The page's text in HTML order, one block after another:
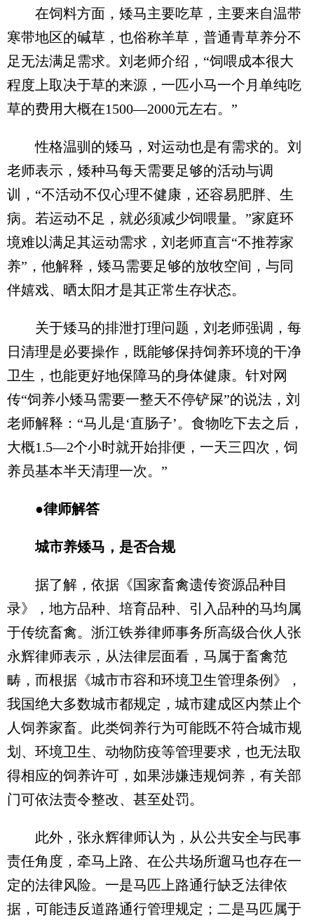
在饲料方面，矮马主要吃草，主要来自温带
寒带地区的碱草，也俗称羊草，普通青草养分不
足无法满足需求。刘老师介绍，“饲喂成本很大
程度上取决于草的来源，一匹小马一个月单纯吃
草的费用大概在1500—2000元左右。”
性格温驯的矮马，对运动也是有需求的。刘
老师表示，矮种马每天需要足够的活动与调
训，“不活动不仅心理不健康，还容易肥胖、生
病。若运动不足，就必须减少饲喂量。”家庭环
境难以满足其运动需求，刘老师直言“不推荐家
养”，他解释，矮马需要足够的放牧空间，与同
伴嬉戏、晒太阳才是其正常生存状态。
关于矮马的排泄打理问题，刘老师强调，每
日清理是必要操作，既能够保持饲养环境的干净
卫生，也能更好地保障马的身体健康。针对网
传“饲养小矮马需要一整天不停铲屎”的说法，刘
老师解释：“马儿是‘直肠子’。食物吃下去之后，
大概1.5—2个小时就开始排便，一天三四次，饲
养员基本半天清理一次。”
●律师解答
城市养矮马，是否合规
据了解，依据《国家畜禽遗传资源品种目
录》，地方品种、培育品种、引入品种的马均属
于传统畜禽。浙江铁券律师事务所高级合伙人张
永辉律师表示，从法律层面看，马属于畜禽范
畴，而根据《城市市容和环境卫生管理条例》，
我国绝大多数城市都规定，城市建成区内禁止个
人饲养家畜。此类饲养行为可能既不符合城市规
划、环境卫生、动物防疫等管理要求，也无法取
得相应的饲养许可，如果涉嫌违规饲养，有关部
门可依法责令整改、甚至处罚。
此外，张永辉律师认为，从公共安全与民事
责任角度，牵马上路、在公共场所遛马也存在一
定的法律风险。一是马匹上路通行缺乏法律依
据，可能违反道路通行管理规定；二是马匹属于